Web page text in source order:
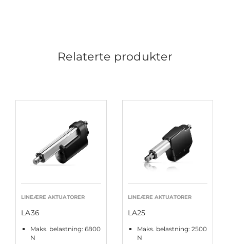
Relaterte produkter
LINEÆRE AKTUATORER
LA36
Maks. belastning: 6800
N
LINEÆRE AKTUATORER
LA25
Maks. belastning: 2500
N